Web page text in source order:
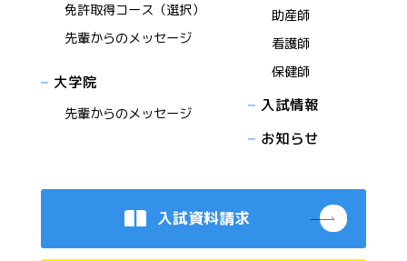
免許取得コース（選択）
先輩からのメッセージ
大学院
先輩からのメッセージ
助産師
看護師
保健師
入試情報
お知らせ
入試資料請求